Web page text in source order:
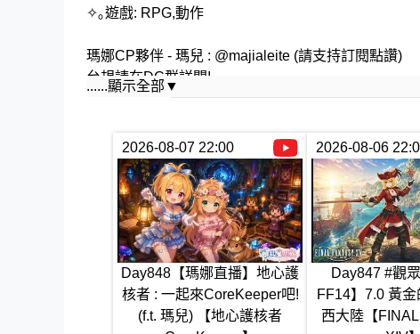
✧｡遊戲: RPG,動作
瑪娜CP夥伴 - 瑪兒 : @majialeite (請支持訂閱點讚)
台規請在DC群詳閱!
白娜的Twitter : https://x.com/WhiteBana_Ch
白娜的DC群 : https://discord.gg/yfAcPezAzB
白娜的YT : https://www.youtube.com/@WhiteBana
......顯示全部▼
2026-08-07 22:00
Day848【瑪娜直播】地心護
核者 : 一起來CoreKeeper吧!
(f.t. 瑪兒) 【地心護核者
2026-08-06
Day847 #觀
FF14】7.0 黃
西大陸【